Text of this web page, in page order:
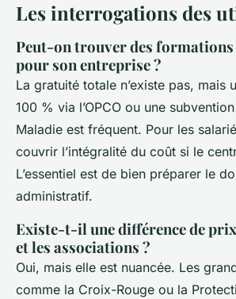
Les interrogations des
Peut-on trouver des formations
pour son entreprise ?
La gratuité totale n’existe pas, mais
100 % via l’OPCO ou une
Maladie est fréquent. Pour les
couvrir l’intégralité du coût si le
L’essentiel est de bien préparer le
administratif.
Existe-t-il une différence de
et les associations ?
Oui, mais elle est nuancée. Les
comme la Croix-Rouge ou la